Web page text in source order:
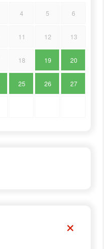
4 5 6
11 12 13
18 19 20
25 26 27